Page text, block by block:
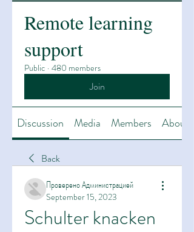
Remote learning
support
Public · 480 members
Join
Discussion Media Members About
Back
Проверено Администрацией
September 15, 2023
Schulter knacken